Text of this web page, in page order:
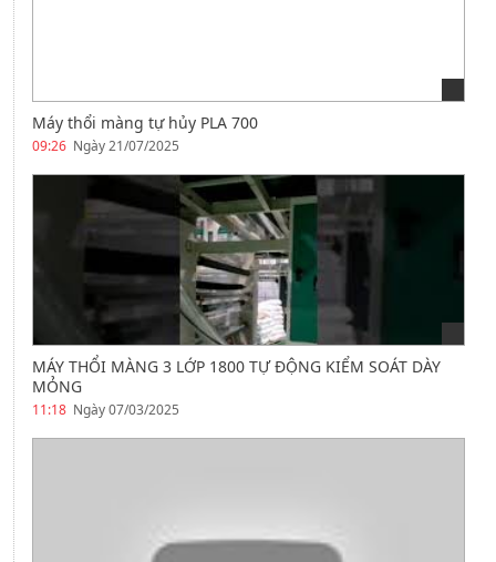
Máy thổi màng tự hủy PLA 700
09:26 Ngày 21/07/2025
MÁY THỔI MÀNG 3 LỚP 1800 TỰ ĐỘNG KIỂM SOÁT DÀY
MỎNG
11:18 Ngày 07/03/2025